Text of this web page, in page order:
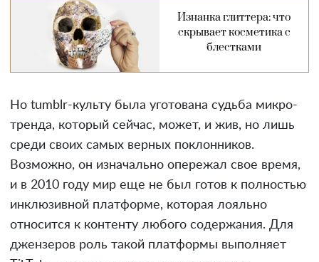
Изнанка глиттера: что
скрывает косметика с
блестками
Но tumblr-культу была уготована судьба микро-
тренда, который сейчас, может, и жив, но лишь
среди своих самых верных поклонников.
Возможно, он изначально опережал свое время,
и в 2010 году мир еще не был готов к полностью
инклюзивной платформе, которая лояльно
относится к контенту любого содержания. Для
джензеров роль такой платформы выполняет